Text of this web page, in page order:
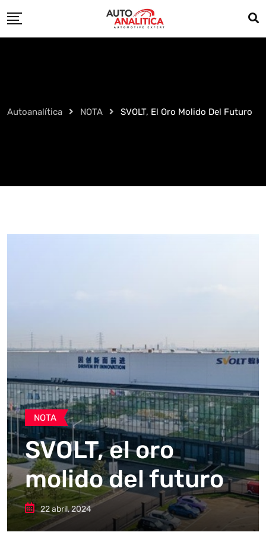
to
Autoanalítica NOTA SVOLT, El Oro Molido Del Futuro
NOTA
SVOLT, el oro
molido del futuro
22 abril, 2024